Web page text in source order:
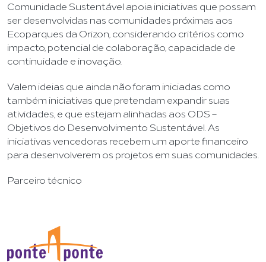
Comunidade Sustentável apoia iniciativas que possam
ser desenvolvidas nas comunidades próximas aos
Ecoparques da Orizon, considerando critérios como
impacto, potencial de colaboração, capacidade de
continuidade e inovação.
Valem ideias que ainda não foram iniciadas como
também iniciativas que pretendam expandir suas
atividades, e que estejam alinhadas aos ODS –
Objetivos do Desenvolvimento Sustentável. As
iniciativas vencedoras recebem um aporte financeiro
para desenvolverem os projetos em suas comunidades.
Parceiro técnico